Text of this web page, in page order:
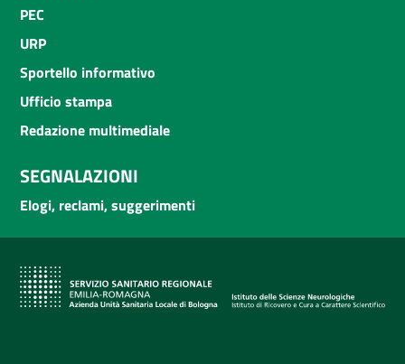
PEC
URP
Sportello informativo
Ufficio stampa
Redazione multimediale
SEGNALAZIONI
Elogi, reclami, suggerimenti